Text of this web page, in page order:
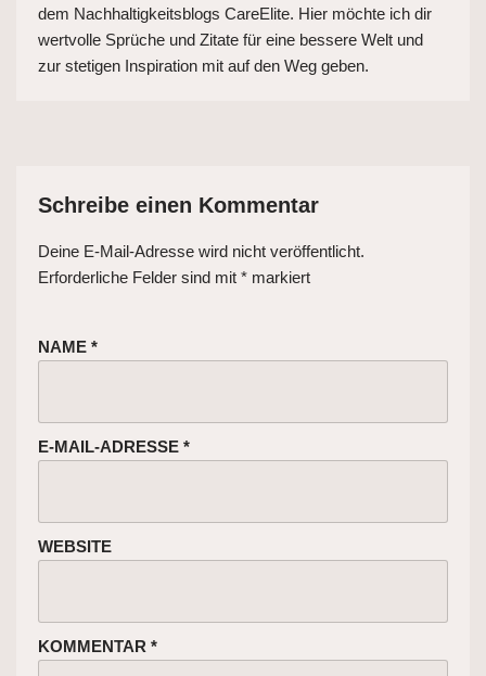
dem Nachhaltigkeitsblogs CareElite. Hier möchte ich dir
wertvolle Sprüche und Zitate für eine bessere Welt und
zur stetigen Inspiration mit auf den Weg geben.
Schreibe einen Kommentar
Deine E-Mail-Adresse wird nicht veröffentlicht.
Erforderliche Felder sind mit * markiert
NAME *
E-MAIL-ADRESSE *
WEBSITE
KOMMENTAR *